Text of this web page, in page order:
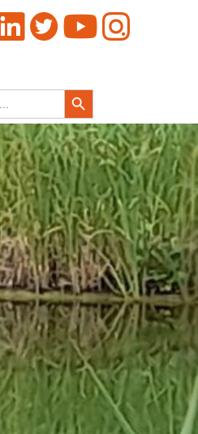
Search Button